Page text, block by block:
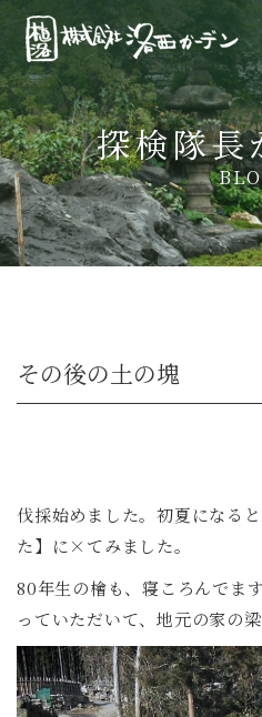
探検隊長
その後の土の塊
伐採始めました。初夏になる
た】に×てみました。
80年生の檜も、寝ころんでま
っていただいて、地元の家の梁